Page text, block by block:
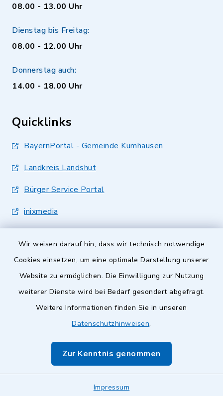
Wir weisen darauf hin, dass wir technisch notwendige
Cookies einsetzen, um eine optimale Darstellung unserer
Website zu ermöglichen. Die Einwilligung zur Nutzung
weiterer Dienste wird bei Bedarf gesondert abgefragt.
Weitere Informationen finden Sie in unseren
Datenschutzhinweisen.
Zur Kenntnis genommen
Impressum
08.00 - 13.00 Uhr
Dienstag bis Freitag:
08.00 - 12.00 Uhr
Donnerstag auch:
14.00 - 18.00 Uhr
Quicklinks
BayernPortal - Gemeinde Kumhausen
Landkreis Landshut
Bürger Service Portal
inixmedia
Barrierefreiheit
Impressum
Sitemap